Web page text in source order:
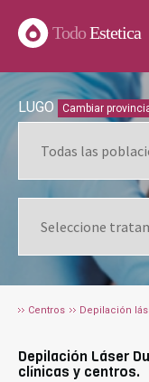
TodoEstetica
LUGO Cambiar
Centros Depilación
Depilación Láser
clínicas y centros.